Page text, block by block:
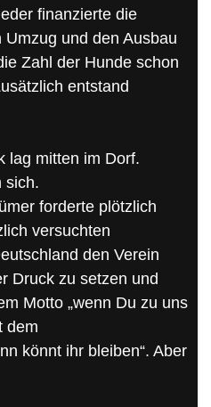
finanzierte die
und den Ausbau
Zahl der Hunde schon
entstand
lag mitten im Dorf.
sich.
forderte plötzlich
versuchten
den Verein
Druck zu setzen und
Motto „wenn Du zu uns
dem
könnt ihr bleiben“. Aber